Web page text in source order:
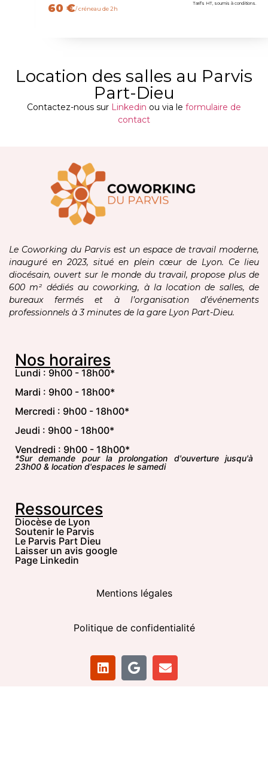
60 €/ créneau de 2h
Tarifs HT, soumis à conditions.
Location des salles au Parvis
Part-Dieu
Contactez-nous sur Linkedin ou via le formulaire de
contact
Le Coworking du Parvis est un espace de travail moderne,
inauguré en 2023, situé en plein cœur de Lyon. Ce lieu
diocésain, ouvert sur le monde du travail, propose plus de
600 m² dédiés au coworking, à la location de salles, de
bureaux fermés et à l’organisation d’événements
professionnels à 3 minutes de la gare Lyon Part-Dieu.
Nos horaires
Lundi : 9h00 - 18h00*
Mardi : 9h00 - 18h00*
Mercredi : 9h00 - 18h00*
Jeudi : 9h00 - 18h00*
Vendredi : 9h00 - 18h00*
*Sur demande pour la prolongation d'ouverture jusqu'à
23h00 & location d'espaces le samedi
Ressources
Diocèse de Lyon
Soutenir le Parvis
Le Parvis Part Dieu
Laisser un avis google
Page Linkedin
Mentions légales
Politique de confidentialité